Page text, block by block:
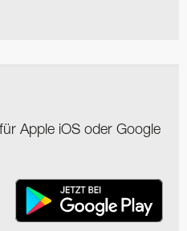
Apple iOS oder Google